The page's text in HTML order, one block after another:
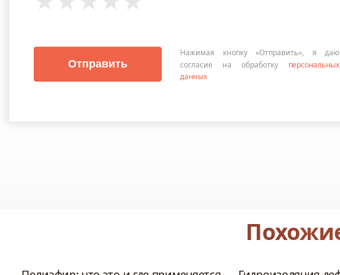
Отправить
Нажимая кнопку «Отправить», я даю
согласие на обработку персональных
данных